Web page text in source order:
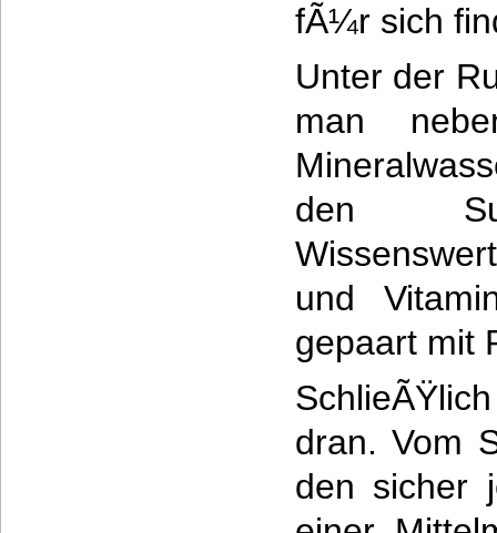
fÃ¼r sich
Unter der
man
den
und
gepaart mit
dran. Vom
den sicher